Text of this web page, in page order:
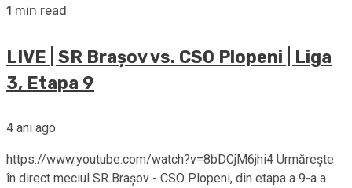
1 min read
LIVE | SR Brașov vs. CSO Plopeni | Liga
3, Etapa 9
4 ani ago
https://www.youtube.com/watch?v=8bDCjM6jhi4 Urmărește
în direct meciul SR Brașov - CSO Plopeni, din etapa a 9-a a